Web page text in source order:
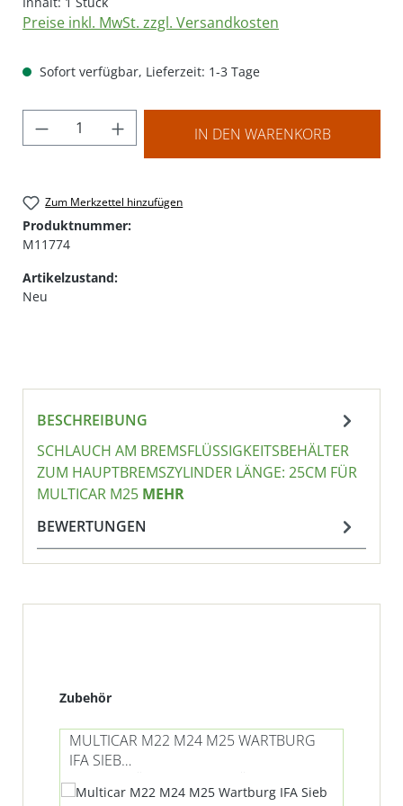
Preise inkl. MwSt. zzgl. Versandkosten
Sofort verfügbar, Lieferzeit: 1-3 Tage
Produkt Anzahl: Gib den gewünschten
IN DEN WARENKORB
Zum Merkzettel hinzufügen
Produktnummer:
M11774
Artikelzustand:
Neu
BESCHREIBUNG
SCHLAUCH AM BREMSFLÜSSIGKEITSBEHÄLTER
ZUM HAUPTBREMSZYLINDER LÄNGE: 25CM FÜR
MULTICAR M25 MEHR
BEWERTUNGEN
Produktgalerie überspringen
Zubehör
MULTICAR M22 M24 M25 WARTBURG
IFA SIEB
(BREMSFLÜSSIGKEITSBEHÄLTER)